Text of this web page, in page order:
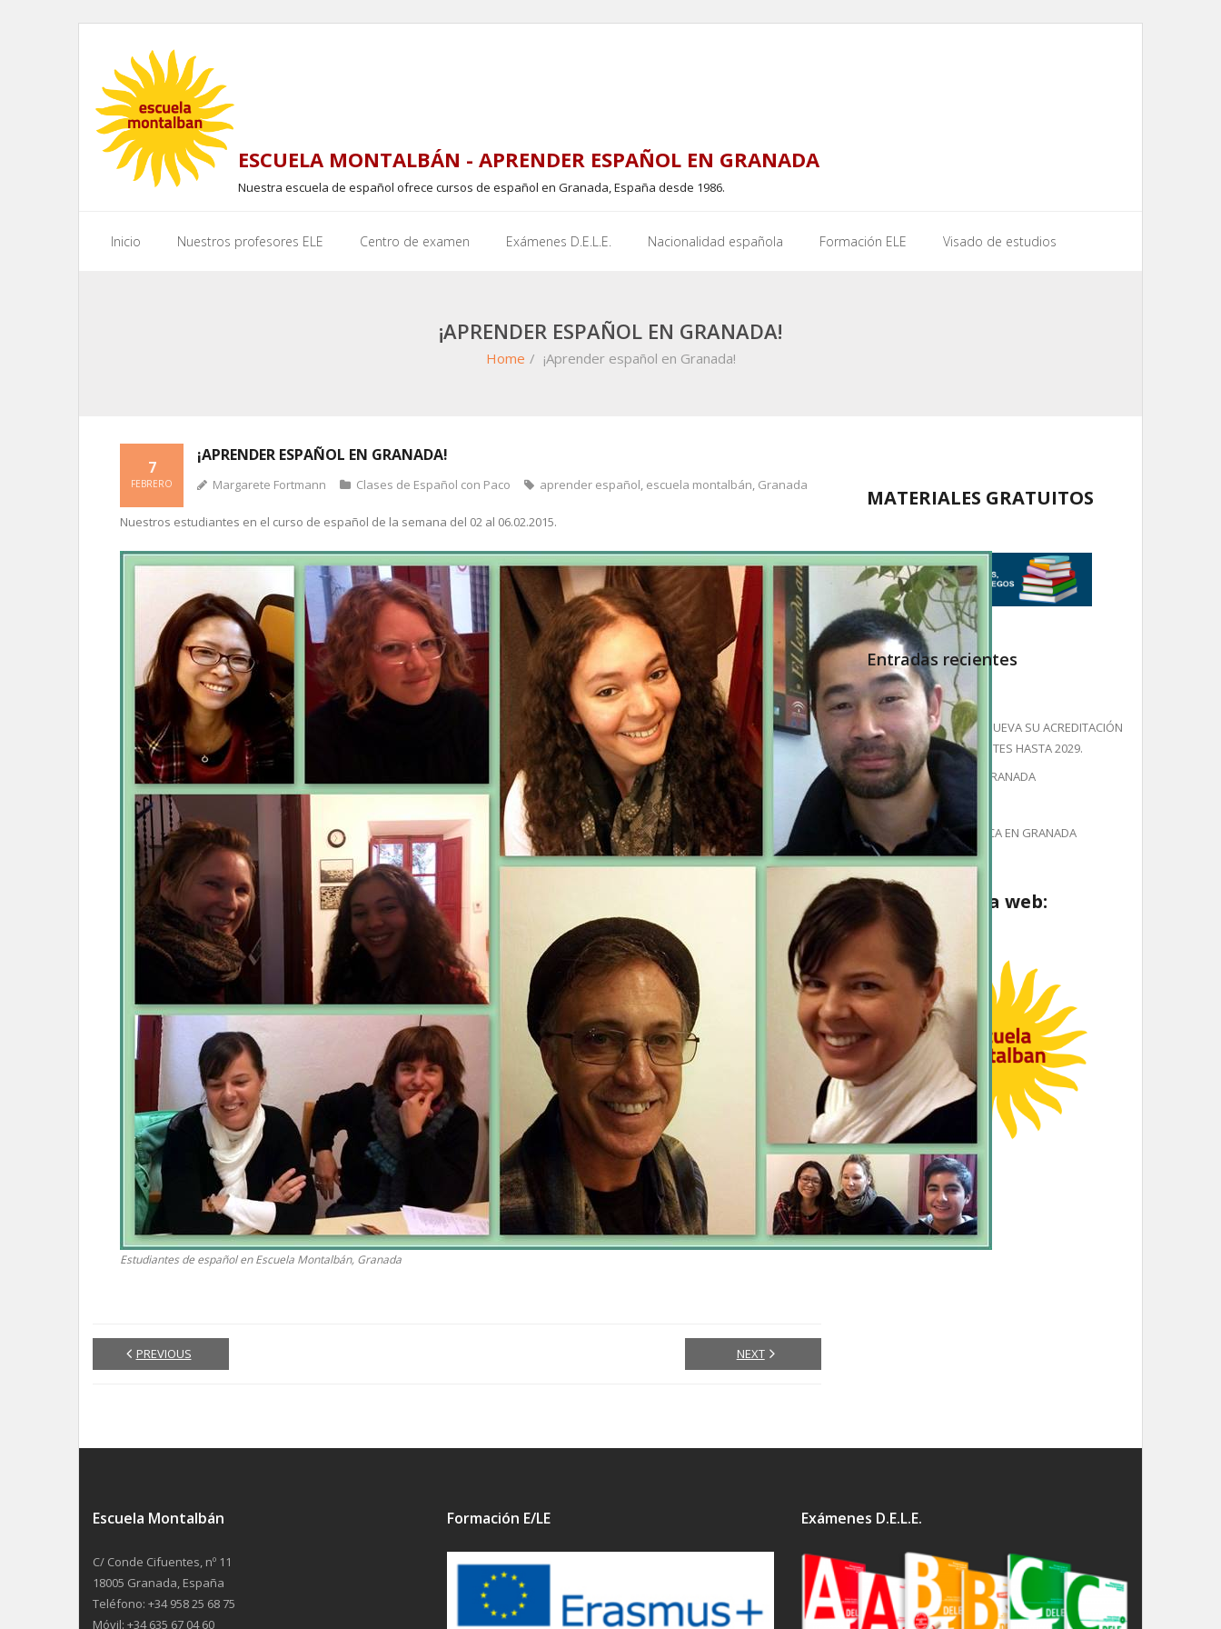
content
ESCUELA MONTALBÁN - APRENDER ESPAÑOL EN GRANADA
Nuestra escuela de español ofrece cursos de español en Granada, España desde 1986.
Inicio Nuestros profesores ELE Centro de examen Exámenes D.E.L.E. Nacionalidad española Formación ELE Visado de estudios
¡APRENDER ESPAÑOL EN GRANADA!
Home / ¡Aprender español en Granada!
¡APRENDER ESPAÑOL EN GRANADA!
7
FEBRERO Margarete Fortmann Clases de Español con Paco aprender español, escuela montalbán, Granada
Nuestros estudiantes en el curso de español de la semana del 02 al 06.02.2015.
Estudiantes de español en Escuela Montalbán, Granada
PREVIOUS NEXT
MATERIALES GRATUITOS
Entradas recientes
UNA RESEÑA DE KAREN
NUESTRA ESCUELA RENUEVA SU ACREDITACIÓN
DEL INSTITUTO CERVANTES HASTA 2029.
ESPAÑOL Y YOGA EN GRANADA
ABRIL PARA VIVIR
FEDERICO GARCIA LORCA EN GRANADA
Visita nuestra web:
Escuela Montalbán
C/ Conde Cifuentes, nº 11
18005 Granada, España
Teléfono: +34 958 25 68 75
Móvil: +34 635 67 04 60
Formación E/LE Exámenes D.E.L.E.